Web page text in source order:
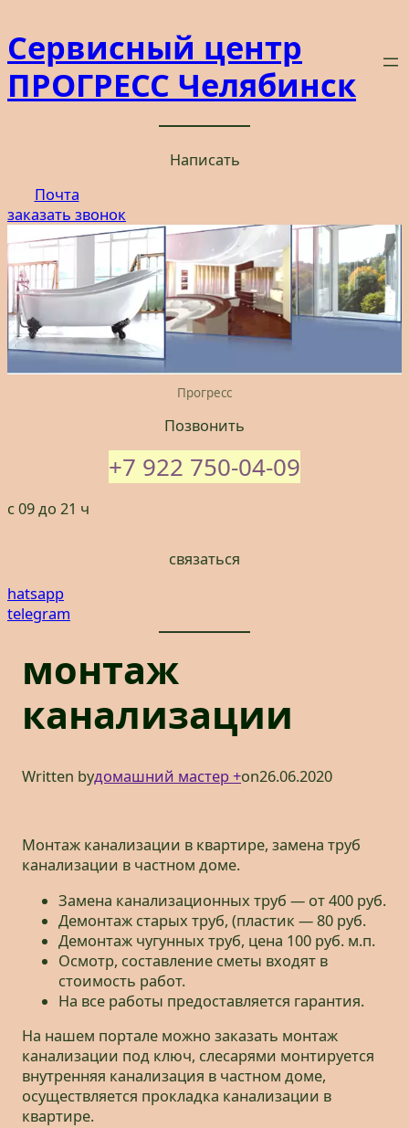
к
содержимому
Сервисный центр
ПРОГРЕСС Челябинск
Написать
Почта
заказать звонок
Прогресс
Позвонить
+7 922 750-04-09
с 09 до 21 ч
связаться
hatsapp
telegram
монтаж
канализации
Written byдомашний мастер +on26.06.2020
Монтаж канализации в квартире, замена труб
канализации в частном доме.
Замена канализационных труб — от 400 руб.
Демонтаж старых труб, (пластик — 80 руб.
Демонтаж чугунных труб, цена 100 руб. м.п.
Осмотр, составление сметы входят в
стоимость работ.
На все работы предоставляется гарантия.
На нашем портале можно заказать монтаж
канализации под ключ, слесарями монтируется
внутренняя канализация в частном доме,
осуществляется прокладка канализации в
квартире.